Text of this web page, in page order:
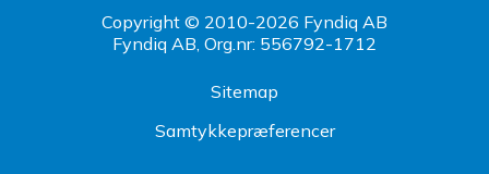
CDON Danmark
CDON Sverige
Copyright © 2010-2026 Fyndiq AB
Fyndiq AB, Org.nr: 556792-1712
Sitemap
Samtykkepræferencer